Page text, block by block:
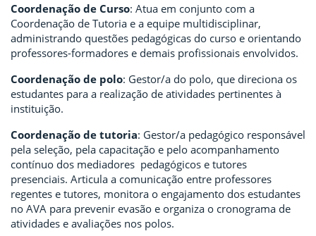
Coordenação de Curso: Atua em conjunto com a
Coordenação de Tutoria e a equipe multidisciplinar,
administrando questões pedagógicas do curso e orientando
professores-formadores e demais profissionais envolvidos.
Coordenação de polo: Gestor/a do polo, que direciona os
estudantes para a realização de atividades pertinentes à
instituição.
Coordenação de tutoria: Gestor/a pedagógico responsável
pela seleção, pela capacitação e pelo acompanhamento
contínuo dos mediadores pedagógicos e tutores
presenciais. Articula a comunicação entre professores
regentes e tutores, monitora o engajamento dos estudantes
no AVA para prevenir evasão e organiza o cronograma de
atividades e avaliações nos polos.